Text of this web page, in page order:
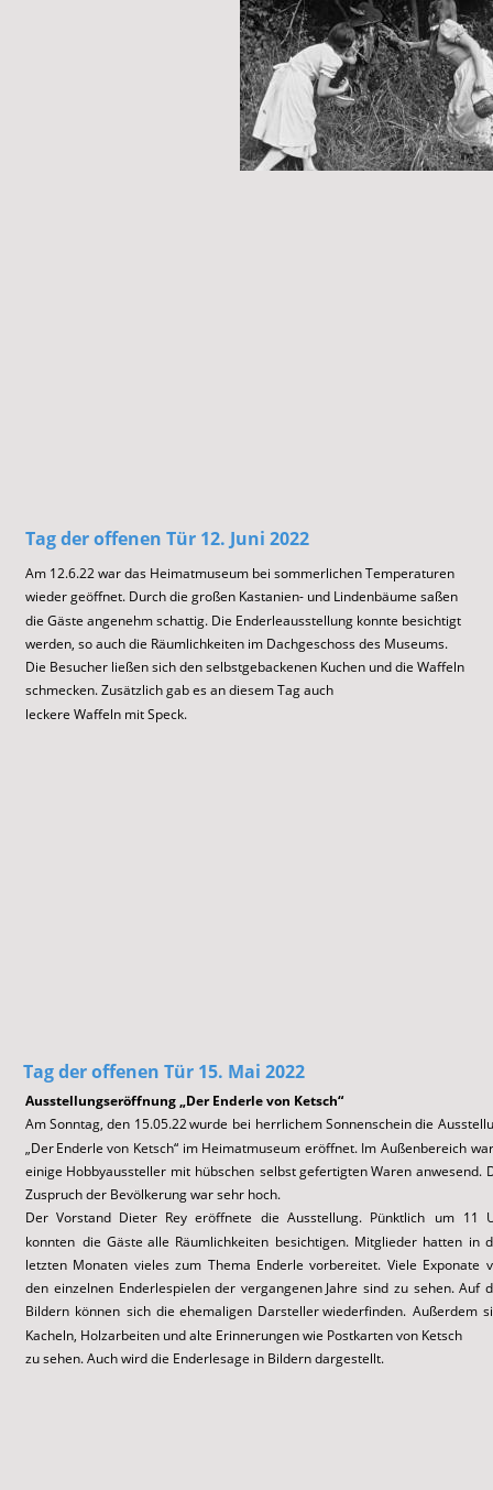
Tag der offenen Tür 15. Mai 2022
Ausstellungseröffnung „Der Enderle von Ketsch“
AmSonntag‚ den 15.05.22wurde bei herrlichem Sonnenschein die
„DerEnderle von Ketsch“ im Heimatmuseum eröffnet. Im Außenbereich
einige Hobbyaussteller mit hübschen selbst gefertigtenWaren anwesend.
Zuspruch der Bevölkerung war sehr hoch.
Der Vorstand Dieter Rey eröffnete die Ausstellung. Pünktlich um 11
konnten die Gäste alle Räumlichkeiten besichtigen. Mitglieder hatten in
letzten Monaten vieles zum Thema Enderle vorbereitet. Viele Exponate
den einzelnen Enderlespielen der vergangenen Jahre sind zu sehen. Auf
Bildern können sich die ehemaligen Darsteller wiederfinden. Außerdem
Kacheln, Holzarbeiten und alte Erinnerungen wie Postkarten von Ketsch
zu sehen. Auch wird die Enderlesage in Bildern dargestellt.
Tag der offenen Tür 12. Juni 2022
Am 12.6.22 war das Heimatmuseum bei sommerlichen Temperaturen
wieder geöffnet. Durch die großen Kastanien- und Lindenbäume saßen
die Gäste angenehm schattig. Die Enderleausstellung konnte besichtigt
werden, so auch die Räumlichkeiten im Dachgeschoss des Museums.
Die Besucher ließen sich den selbstgebackenen Kuchen und die Waffeln
schmecken. Zusätzlich gab es an diesem Tag auch
leckere Waffeln mit Speck.